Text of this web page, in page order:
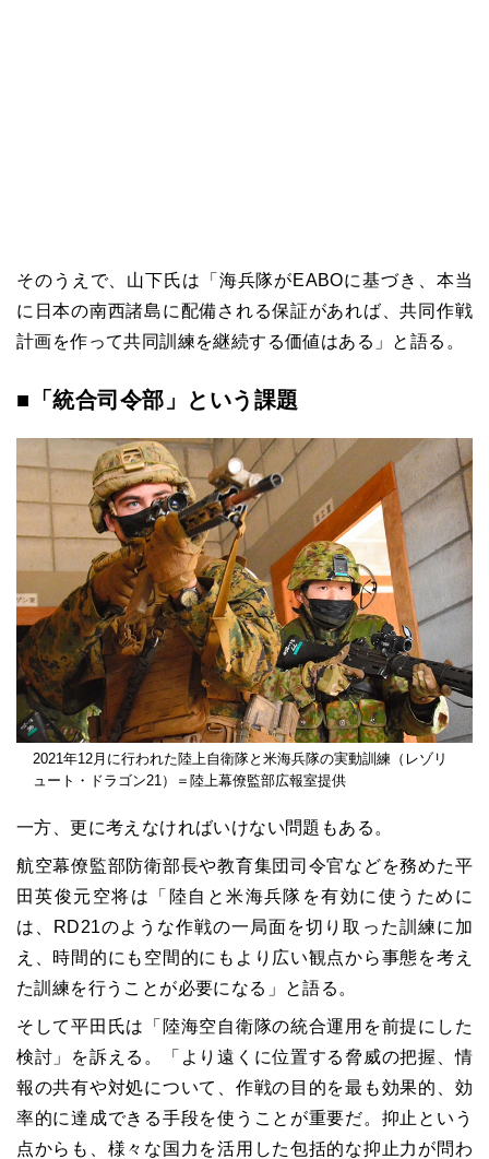
そのうえで、山下氏は「海兵隊がEABOに基づき、本当
に日本の南西諸島に配備される保証があれば、共同作戦
計画を作って共同訓練を継続する価値はある」と語る。
■「統合司令部」という課題
2021年12月に行われた陸上自衛隊と米海兵隊の実動訓練（レゾリ
ュート・ドラゴン21）＝陸上幕僚監部広報室提供
一方、更に考えなければいけない問題もある。
航空幕僚監部防衛部長や教育集団司令官などを務めた平
田英俊元空将は「陸自と米海兵隊を有効に使うために
は、RD21のような作戦の一局面を切り取った訓練に加
え、時間的にも空間的にもより広い観点から事態を考え
た訓練を行うことが必要になる」と語る。
そして平田氏は「陸海空自衛隊の統合運用を前提にした
検討」を訴える。「より遠くに位置する脅威の把握、情
報の共有や対処について、作戦の目的を最も効果的、効
率的に達成できる手段を使うことが重要だ。抑止という
点からも、様々な国力を活用した包括的な抑止力が問わ